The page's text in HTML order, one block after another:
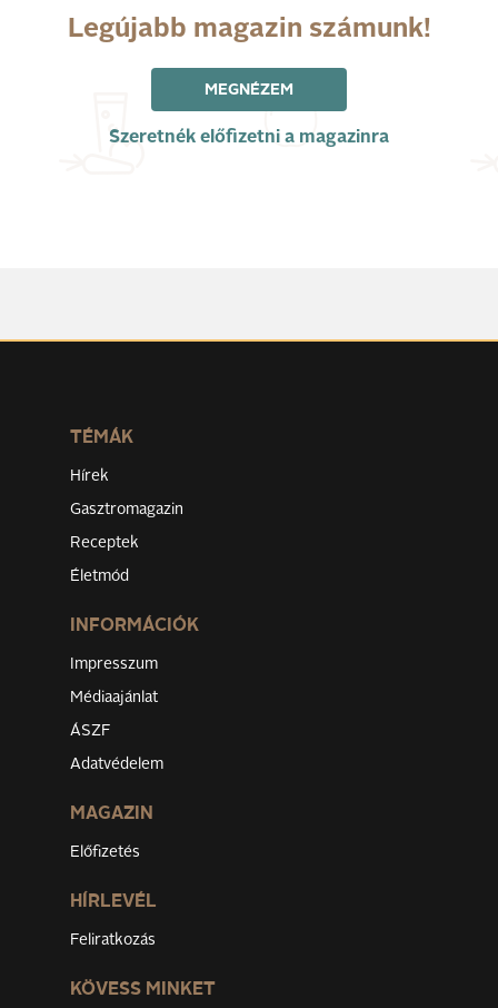
Legújabb magazin számunk!
MEGNÉZEM
Szeretnék előfizetni a magazinra
TÉMÁK
Hírek
Gasztromagazin
Receptek
Életmód
INFORMÁCIÓK
Impresszum
Médiaajánlat
ÁSZF
Adatvédelem
MAGAZIN
Előfizetés
HÍRLEVÉL
Feliratkozás
KÖVESS MINKET